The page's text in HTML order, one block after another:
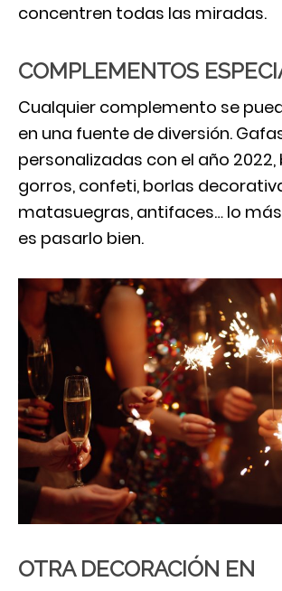
concentren todas las miradas.
COMPLEMENTOS
Cualquier complemento se
en una fuente de diversión.
personalizadas con el año 2022,
gorros, confeti, borlas
matasuegras, antifaces… lo
es pasarlo bien.
OTRA DECORACIÓN EN